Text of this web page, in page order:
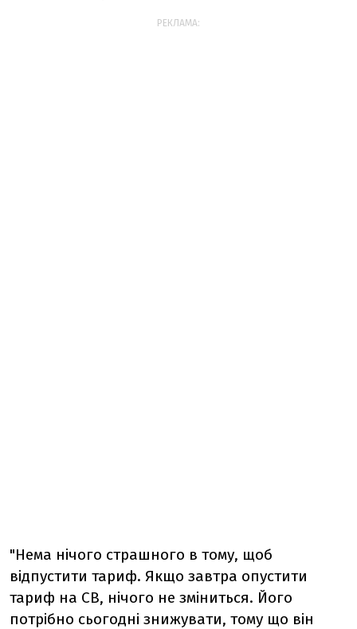
РЕКЛАМА:
"Нема нічого страшного в тому, щоб
відпустити тариф. Якщо завтра опустити
тариф на СВ, нічого не зміниться. Його
потрібно сьогодні знижувати, тому що він